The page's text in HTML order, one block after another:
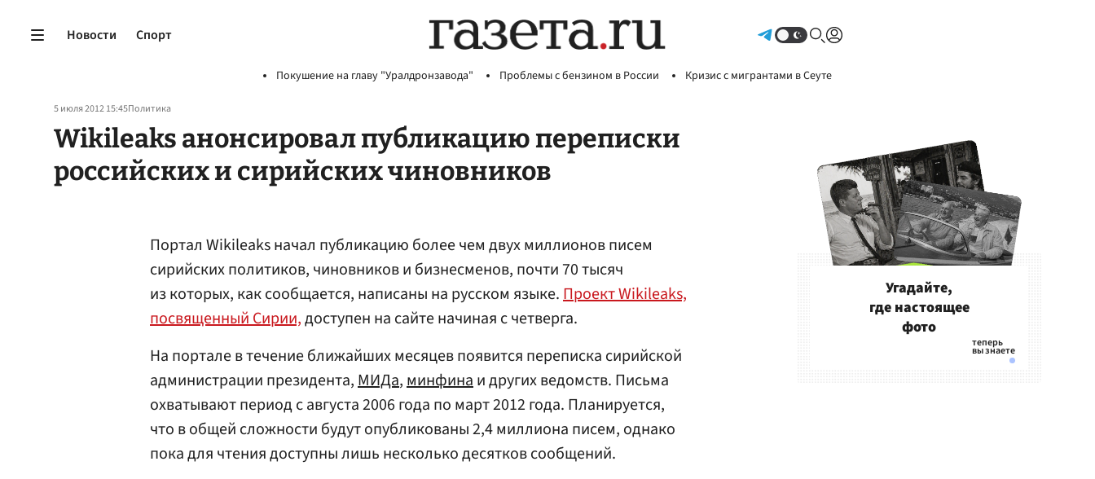
Новости Спорт
Покушение на главу "Уралдронзавода" Проблемы с бензином в России Кризис с мигрантами в Сеуте
5 июля 2012 15:45Политика
Wikileaks анонсировал публикацию переписки
российских и сирийских чиновников
Портал Wikileaks начал публикацию более чем двух миллионов писем
сирийских политиков, чиновников и бизнесменов, почти 70 тысяч
из которых, как сообщается, написаны на русском языке.Проект Wikileaks,
посвященный Сирии,доступен на сайте начиная с четверга.
На портале в течение ближайших месяцев появится переписка сирийской
администрации президента,МИДа,минфинаи других ведомств. Письма
охватывают период с августа 2006 года по март 2012 года. Планируется,
что в общей сложности будут опубликованы 2,4 миллиона писем, однако
пока для чтения доступны лишь несколько десятков сообщений.
Угадайте,
где настоящее
фото